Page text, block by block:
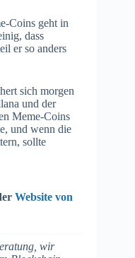
Coins geht in
dass
er so anders
sich morgen
und der
Meme-Coins
und wenn die
sollte
Website von
wir